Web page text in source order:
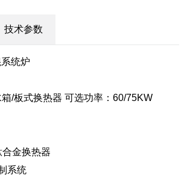
技术参数
统炉
/板式换热器 可选功率：60/75KW
金换热器
系统